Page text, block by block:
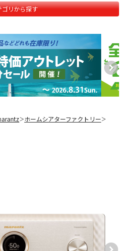
ゴリから探す
＞ホームシアターファクトリー＞